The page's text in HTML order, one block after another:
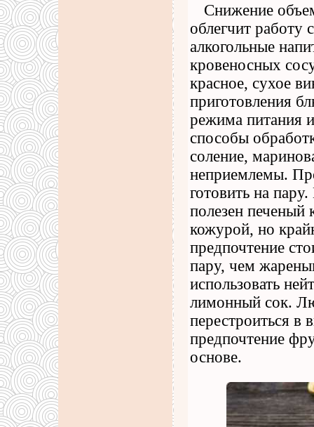
Снижение
облегчит работу
алкогольные
кровеносных
красное, сухое
приготовления
режима питания
способы
соление,
неприемлемы.
готовить на
полезен печеный
кожурой, но
предпочтение
пару, чем
использовать
лимонный сок.
перестроиться в
предпочтение
основе.